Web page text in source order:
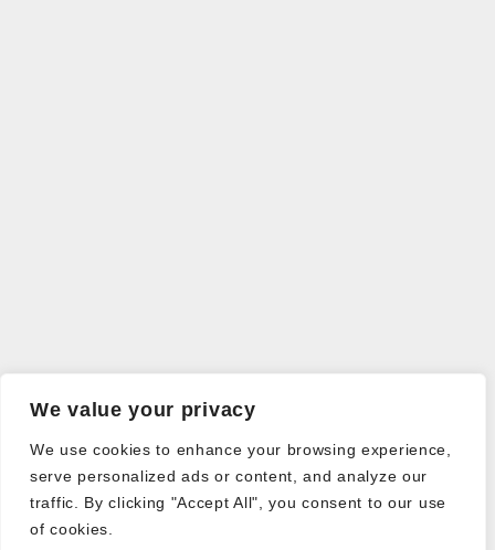
We value your privacy
We use cookies to enhance your browsing experience,
serve personalized ads or content, and analyze our
traffic. By clicking "Accept All", you consent to our use
of cookies.